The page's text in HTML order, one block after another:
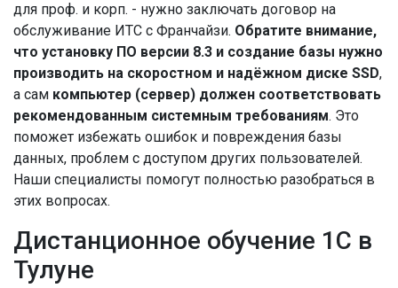
для проф. и корп. - нужно заключать договор на
обслуживание ИТС с Франчайзи. Обратите внимание,
что установку ПО версии 8.3 и создание базы нужно
производить на скоростном и надёжном диске SSD,
а сам компьютер (сервер) должен соответствовать
рекомендованным системным требованиям. Это
поможет избежать ошибок и повреждения базы
данных, проблем с доступом других пользователей.
Наши специалисты помогут полностью разобраться в
этих вопросах.
Дистанционное обучение 1С в
Тулуне